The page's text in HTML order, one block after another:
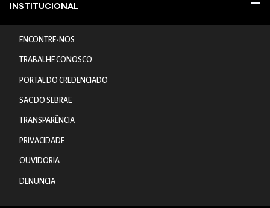
INSTITUCIONAL
ENCONTRE-NOS
TRABALHE CONOSCO
PORTAL DO CREDENCIADO
SAC DO SEBRAE
TRANSPARÊNCIA
PRIVACIDADE
OUVIDORIA
DENUNCIA